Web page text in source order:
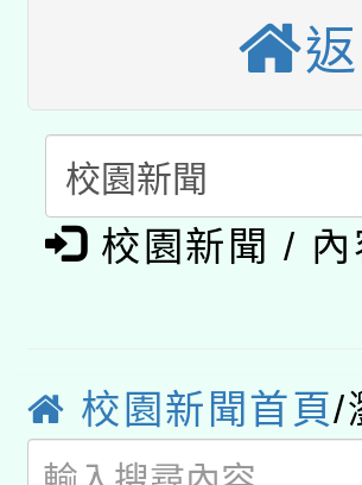
暨閱讀推動專
科技賦能─人
A3數位素養
「數位內容與
pilot」
有關大陸委員
薪期間赴陸
轉知經濟部
用水績優單位
動」
桃園市孔廟
開 智慧啟航」
2026年桃園
校園新聞 / 內
校園新聞首頁/